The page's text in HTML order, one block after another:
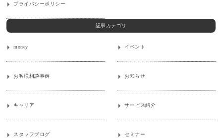
プライバシーポリシー
記事カテゴリ
money イベント
お客様相談事例 お知らせ
キャリア サービス紹介
スタッフブログ セミナー